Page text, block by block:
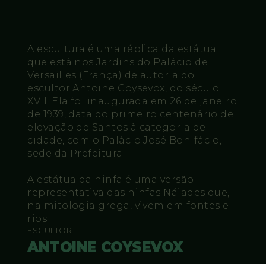
A escultura é uma réplica da estátua
que está nos Jardins do Palácio de
Versailles (França) de autoria do
escultor Antoine Coysevox, do século
XVII. Ela foi inaugurada em 26 de janeiro
de 1939, data do primeiro centenário de
elevação de Santos à categoria de
cidade, com o Palácio José Bonifácio,
sede da Prefeitura.
A estátua da ninfa é uma versão
representativa das ninfas Náiades que,
na mitologia grega, vivem em fontes e
rios.
ESCULTOR
ANTOINE COYSEVOX